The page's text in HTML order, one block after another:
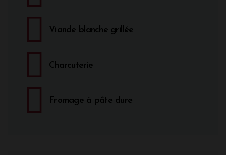
Viande blanche grillée
Charcuterie
Fromage à pâte dure